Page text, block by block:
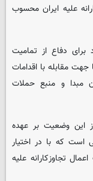
علیه ایران محسوب
دفاع از تمامیت
مقابله با اقدامات
مبدا و منبع حملات
این وضعیت بر عهده
است که با در اختیار
تجاوزکارانه علیه